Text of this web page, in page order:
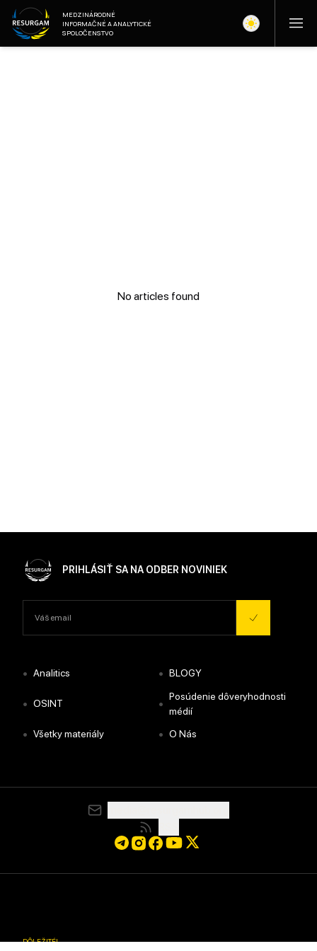
MEDZINÁRODNÉ
INFORMAČNÉ A ANALYTICKÉ
SPOLOČENSTVO
No articles found
PRIHLÁSIŤ SA NA ODBER NOVINIEK
• Analitics • BLOGY
• OSINT •
Posúdenie dôveryhodnosti
médií
• Všetky materiály • O Nás
DÔLEŽITÉ!